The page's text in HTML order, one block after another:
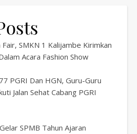
SMKN 1 Kalijambe Kirimkan
Acara Fashion Show
PGRI Dan HGN, Guru-Guru
Jalan Sehat Cabang PGRI
SPMB Tahun Ajaran